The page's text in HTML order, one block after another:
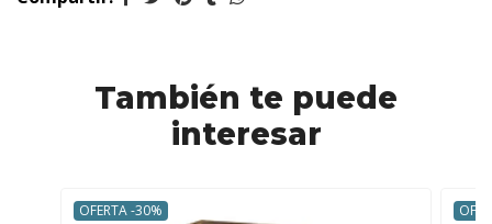
También te puede
interesar
OFERTA -30%